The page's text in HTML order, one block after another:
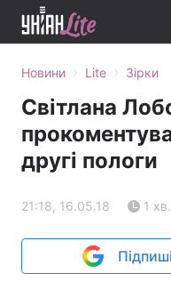
Новини › Lite › Зірки
Світлана
другі пологи
21:18, 16.05.18 1 хв.